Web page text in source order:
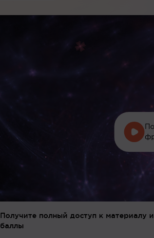
Получите полный доступ к материалу
баллы